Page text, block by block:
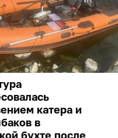
катера и
в
бухте после